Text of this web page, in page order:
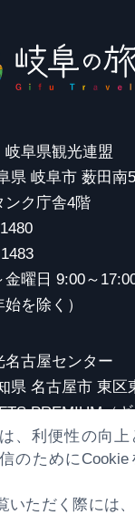
阜県観光連盟
県 岐阜市 薮田南
ンク庁舎4階
曜日 9:00～
を除く）
古屋センター
県 名古屋市 東区
PREMIUM（
、利便性の向
のためにCookie
いただく際には